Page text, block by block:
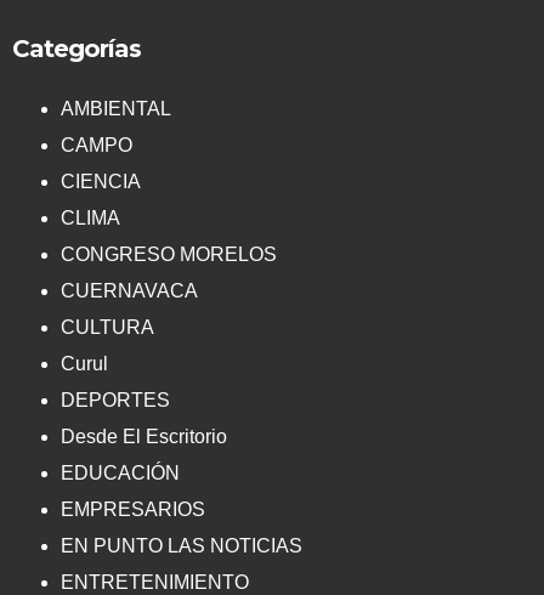
Categorías
AMBIENTAL
CAMPO
CIENCIA
CLIMA
CONGRESO MORELOS
CUERNAVACA
CULTURA
Curul
DEPORTES
Desde El Escritorio
EDUCACIÓN
EMPRESARIOS
EN PUNTO LAS NOTICIAS
ENTRETENIMIENTO